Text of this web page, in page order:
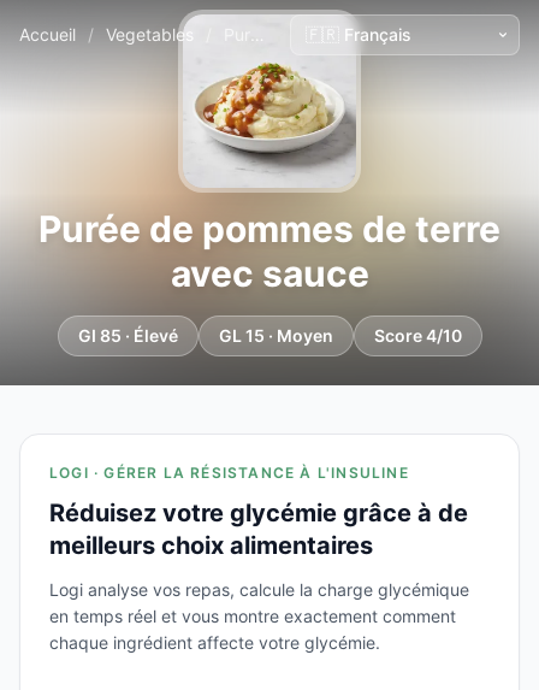
Accueil / Vegetables Purée de pommes de terre avec sauce
Purée de pommes de terre
avec sauce
GI 85 · Élevé GL 15 · Moyen Score 4/10
LOGI · GÉRER LA RÉSISTANCE À L'INSULINE
Réduisez votre glycémie grâce à de
meilleurs choix alimentaires
Logi analyse vos repas, calcule la charge glycémique
en temps réel et vous montre exactement comment
chaque ingrédient affecte votre glycémie.